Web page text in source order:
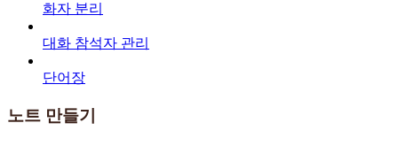
화자 분리
대화 참석자 관리
단어장
노트 만들기